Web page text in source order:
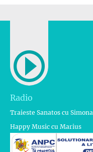
Radio
Traieste Sanatos cu Simona
Happy Music cu Marius